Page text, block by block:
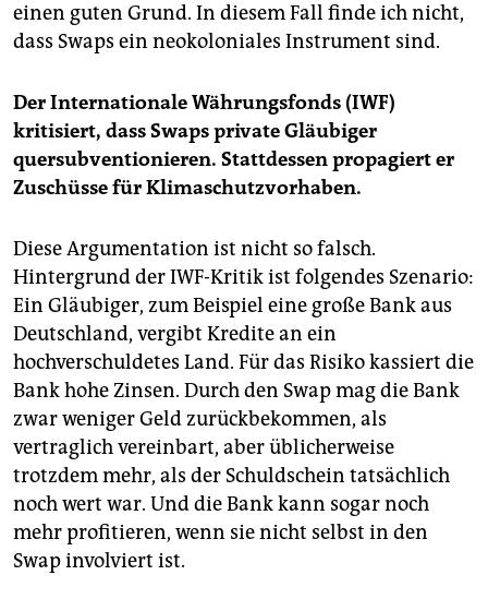
einen guten Grund. In diesem Fall finde ich nicht,
dass Swaps ein neokoloniales Instrument sind.
Der Internationale Währungsfonds (IWF)
kritisiert, dass Swaps private Gläubiger
quersubventionieren. Stattdessen propagiert er
Zuschüsse für Klimaschutzvorhaben.
Diese Argumentation ist nicht so falsch.
Hintergrund der IWF-Kritik ist folgendes Szenario:
Ein Gläubiger, zum Beispiel eine große Bank aus
Deutschland, vergibt Kredite an ein
hochverschuldetes Land. Für das Risiko kassiert die
Bank hohe Zinsen. Durch den Swap mag die Bank
zwar weniger Geld zurückbekommen, als
vertraglich vereinbart, aber üblicherweise
trotzdem mehr, als der Schuldschein tatsächlich
noch wert war. Und die Bank kann sogar noch
mehr profitieren, wenn sie nicht selbst in den
Swap involviert ist.